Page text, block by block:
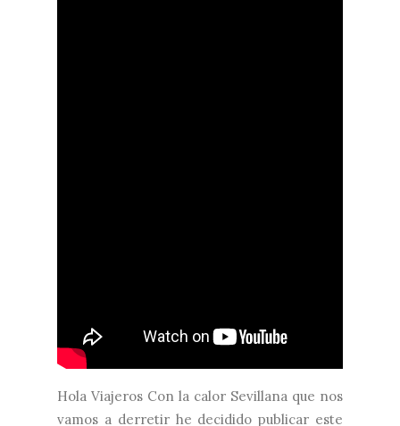
Hola Viajeros Con la calor Sevillana que nos
vamos a derretir he decidido publicar este